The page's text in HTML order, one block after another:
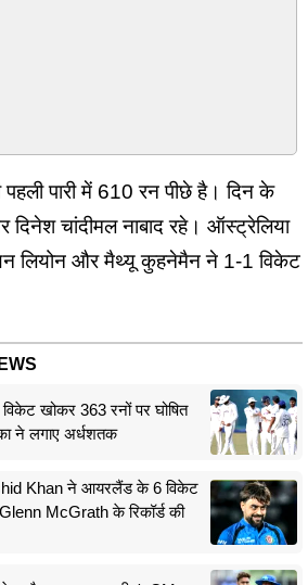
पारी में 610 रन पीछे है। दिन के
चांदीमल नाबाद रहे। ऑस्ट्रेलिया
लियोन और मैथ्यू कुहनेमैन ने 1-1 विकेट
खोकर 363 रनों पर घोषित
ने लगाए अर्धशतक
Khan ने आयरलैंड के 6 विकेट
McGrath के रिकॉर्ड की